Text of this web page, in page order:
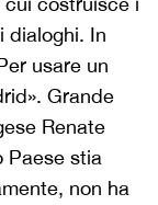
dialoghi. In
usare un
Grande
Renate
Paese stia
non ha